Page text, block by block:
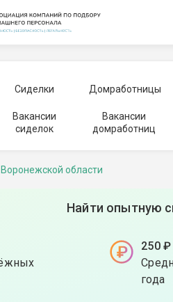
Сиделки Домработницы
Вакансии
сиделок
Вакансии
домработниц
области
Найти опытную
250
года